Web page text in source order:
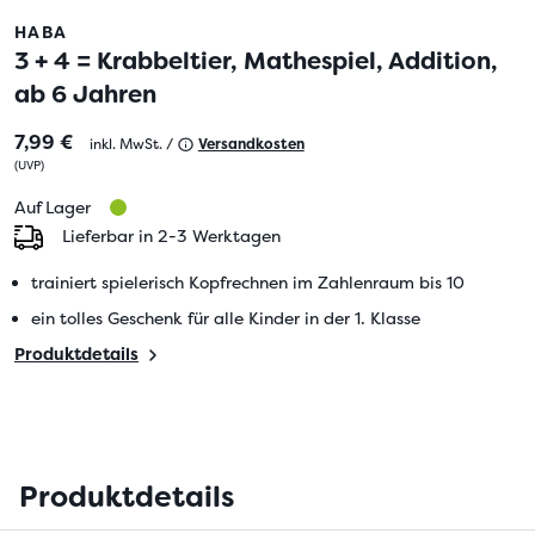
HABA
3 + 4 = Krabbeltier, Mathespiel, Addition,
ab 6 Jahren
7,99 € inkl. MwSt. / Versandkosten
(UVP)
Auf Lager
Lieferbar in 2-3 Werktagen
trainiert spielerisch Kopfrechnen im Zahlenraum bis 10
ein tolles Geschenk für alle Kinder in der 1. Klasse
Produktdetails
Produktdetails